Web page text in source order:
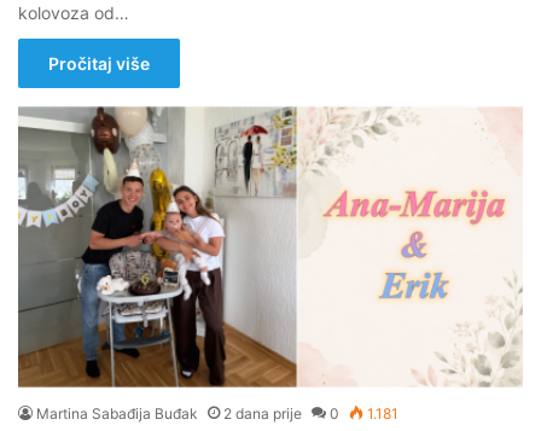
kolovoza od…
Pročitaj više
Martina Sabađija Buđak 2 dana prije 0 1.181